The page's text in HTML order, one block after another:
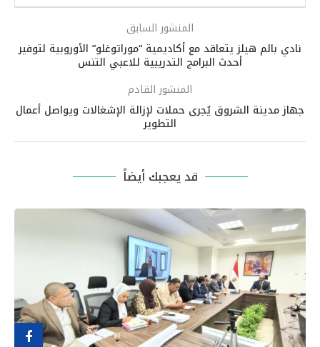
المنشور السابق
نادي بالم هيلز يتعاقد مع أكاديمية “موراتوغلو” الأوروبية لتوفير
أحدث البرامج التدريبية للاعبي التنس
المنشور القادم
جهاز مدينة الشروق يُجرى حملات لإزالة الإشغالات ويواصل أعمال
التطوير
قد يعجبك أيضاً